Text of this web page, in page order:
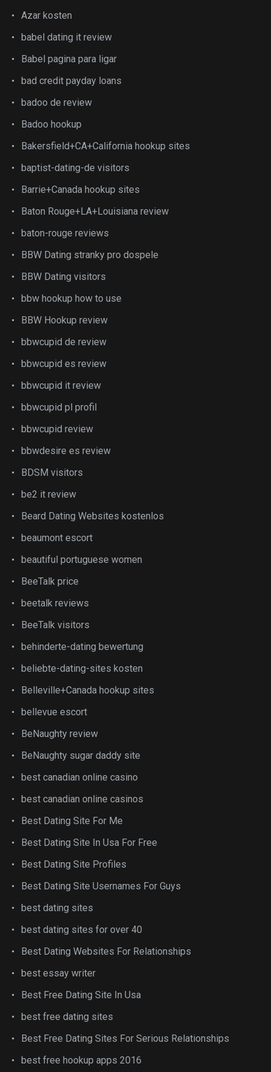
Azar kosten
babel dating it review
Babel pagina para ligar
bad credit payday loans
badoo de review
Badoo hookup
Bakersfield+CA+California hookup sites
baptist-dating-de visitors
Barrie+Canada hookup sites
Baton Rouge+LA+Louisiana review
baton-rouge reviews
BBW Dating stranky pro dospele
BBW Dating visitors
bbw hookup how to use
BBW Hookup review
bbwcupid de review
bbwcupid es review
bbwcupid it review
bbwcupid pl profil
bbwcupid review
bbwdesire es review
BDSM visitors
be2 it review
Beard Dating Websites kostenlos
beaumont escort
beautiful portuguese women
BeeTalk price
beetalk reviews
BeeTalk visitors
behinderte-dating bewertung
beliebte-dating-sites kosten
Belleville+Canada hookup sites
bellevue escort
BeNaughty review
BeNaughty sugar daddy site
best canadian online casino
best canadian online casinos
Best Dating Site For Me
Best Dating Site In Usa For Free
Best Dating Site Profiles
Best Dating Site Usernames For Guys
best dating sites
best dating sites for over 40
Best Dating Websites For Relationships
best essay writer
Best Free Dating Site In Usa
best free dating sites
Best Free Dating Sites For Serious Relationships
best free hookup apps 2016